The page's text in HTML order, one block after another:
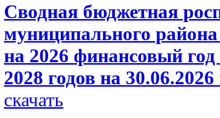
Сводная бюджетная
муниципального
на 2026 финансовый
2028 годов на 30.06.2026
скачать